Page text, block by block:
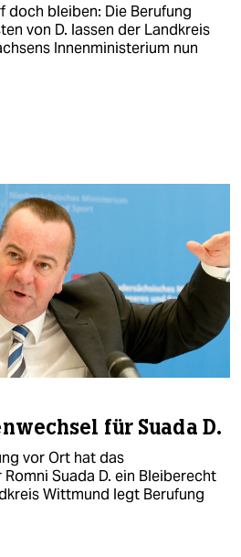
doch bleiben: Die Berufung
von D. lassen der Landkreis
Innenministerium nun
für Suada D.
vor Ort hat das
Suada D. ein Bleiberecht
Wittmund legt Berufung